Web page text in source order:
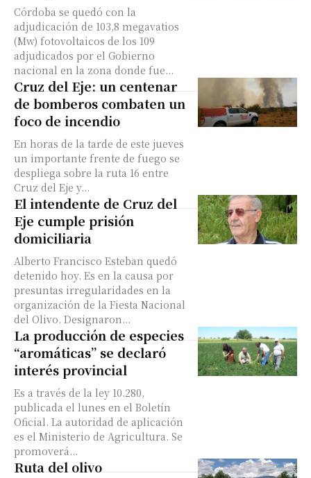
Córdoba se quedó con la
adjudicación de 103,8 megavatios
(Mw) fotovoltaicos de los 109
adjudicados por el Gobierno
nacional en la zona donde fue...
Cruz del Eje: un centenar
de bomberos combaten un
foco de incendio
En horas de la tarde de este jueves
un importante frente de fuego se
despliega sobre la ruta 16 entre
Cruz del Eje y...
El intendente de Cruz del
Eje cumple prisión
domiciliaria
Alberto Francisco Esteban quedó
detenido hoy. Es en la causa por
presuntas irregularidades en la
organización de la Fiesta Nacional
del Olivo. Designaron...
La producción de especies
“aromáticas” se declaró
interés provincial
Es a través de la ley 10.280,
publicada el lunes en el Boletín
Oficial. La autoridad de aplicación
es el Ministerio de Agricultura. Se
promoverá...
Ruta del olivo